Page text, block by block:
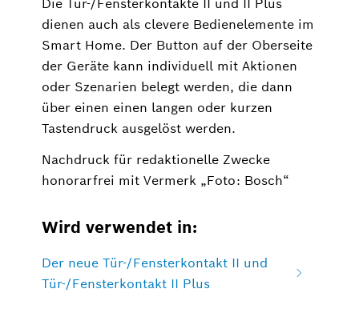
Die Tür-/Fensterkontakte II und II Plus
dienen auch als clevere Bedienelemente im
Smart Home. Der Button auf der Oberseite
der Geräte kann individuell mit Aktionen
oder Szenarien belegt werden, die dann
über einen einen langen oder kurzen
Tastendruck ausgelöst werden.
Nachdruck für redaktionelle Zwecke
honorarfrei mit Vermerk „Foto: Bosch“
Wird verwendet in:
Der neue Tür-/Fensterkontakt II und
Tür-/Fensterkontakt II Plus